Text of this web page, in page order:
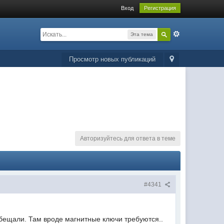
Вход Регистрация
Эта тема
Просмотр новых публикаций
Авторизуйтесь для ответа в теме
#4341
Там вроде магнитные ключи требуются..